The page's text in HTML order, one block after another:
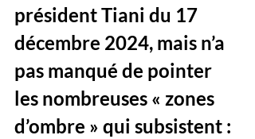
président Tiani du 17
décembre 2024, mais n’a
pas manqué de pointer
les nombreuses « zones
d’ombre » qui subsistent :